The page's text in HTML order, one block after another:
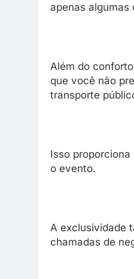
apenas algumas
Além do
que você não
transporte
Isso
o evento.
A exclusividade
chamadas de